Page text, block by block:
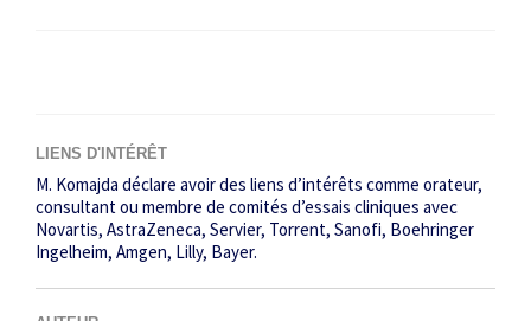
LIENS D'INTÉRÊT
M. Komajda déclare avoir des liens d’intérêts comme orateur,
consultant ou membre de comités d’essais cliniques avec
Novartis, AstraZeneca, Servier, Torrent, Sanofi, Boehringer
Ingelheim, Amgen, Lilly, Bayer.